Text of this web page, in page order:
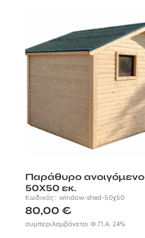
Παράθυρο ανοιγόμενο
50Χ50 εκ.
Κωδικός:window-shed-50χ50
80,00€
συμπεριλαμβάνεται Φ.Π.Α. 24%